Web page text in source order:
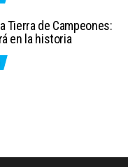
Tierra de Campeones:
en la historia